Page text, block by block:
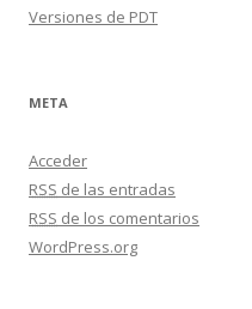
Versiones de PDT
META
Acceder
RSS de las entradas
RSS de los comentarios
WordPress.org